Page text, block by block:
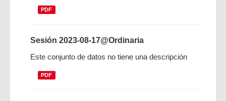
PDF
Sesión 2023-08-17@Ordinaria
Este conjunto de datos no tiene una descripción
PDF